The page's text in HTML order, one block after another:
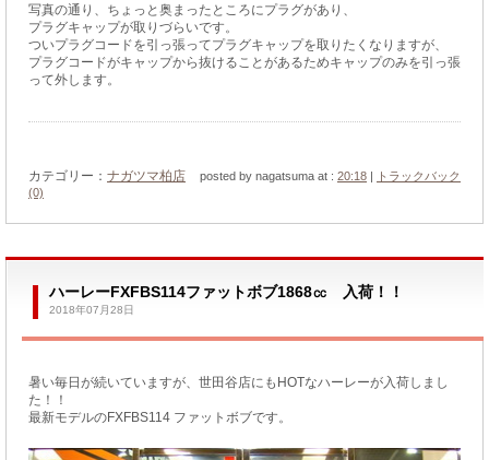
写真の通り、ちょっと奥まったところにプラグがあり、
プラグキャップが取りづらいです。
ついプラグコードを引っ張ってプラグキャップを取りたくなりますが、
プラグコードがキャップから抜けることがあるためキャップのみを引っ張
って外します。
カテゴリー： ナガツマ柏店 posted by nagatsuma at : 20:18 |
トラックバック
(0)
ハーレーFXFBS114ファットボブ1868㏄ 入荷！！
2018年07月28日
暑い毎日が続いていますが、世田谷店にもHOTなハーレーが入荷しまし
た！！
最新モデルのFXFBS114 ファットボブです。